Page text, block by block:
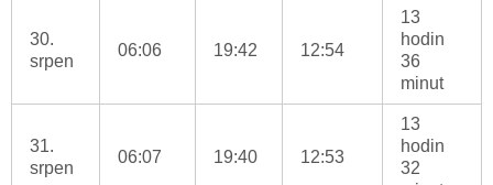
30.
srpen
06:06 19:42 12:54
13
hodin
36
minut
31.
srpen
06:07 19:40 12:53
13
hodin
32